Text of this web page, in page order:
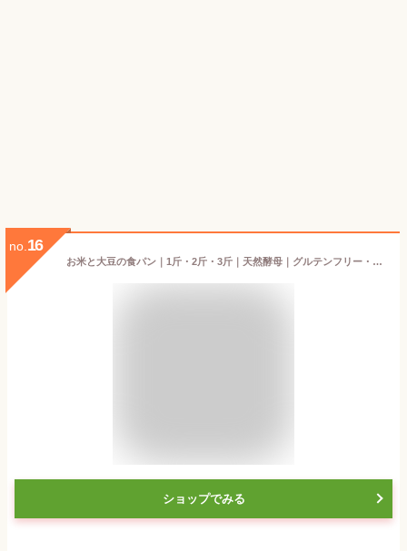
no. 16
お米と大豆の食パン｜1斤・2斤・3斤｜天然酵母｜グルテンフリー・牛乳フリー・卵フリーで3大アレルギー対応｜米粉＆大豆粉使用｜小麦粉・砂糖不使用！完全無添加・低糖質・高タンパク｜健康 卵アレルギー対応｜冷凍
ショップでみる